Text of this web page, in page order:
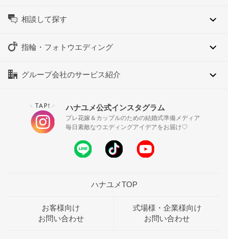
相談して探す
指輪・フォトウエディング
グループ会社のサービス紹介
＼ TAP! ／ ハナユメ公式インスタグラム
プレ花嫁＆カップルのための結婚式準備メディア
毎日素敵なウエディングアイデアをお届け♡
ハナユメTOP
お客様向け
お問い合わせ
式場様・企業様向け
お問い合わせ